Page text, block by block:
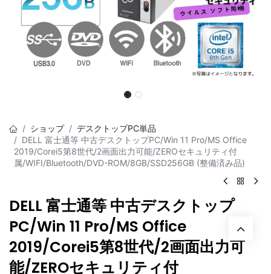
ショップ
デスクトップPC単品
DELL 富士通等 中古デスクトップPC/Win 11 Pro/MS Office
2019/Corei5第8世代/2画面出力可能/ZEROセキュリティ付
属/WIFI/Bluetooth/DVD-ROM/8GB/SSD256GB (整備済み品)
DELL 富士通等 中古デスクトップ
PC/Win 11 Pro/MS Office
2019/Corei5第8世代/2画面出力可
能/ZEROセキュリティ付